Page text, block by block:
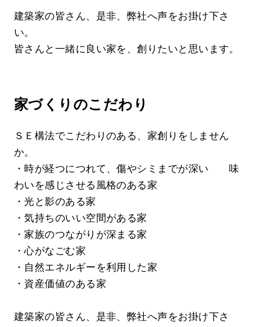
建築家の皆さん、是非、弊社へ声をお掛け下さ
い。
皆さんと一緒に良い家を、創りたいと思います。
家づくりのこだわり
ＳＥ構法でこだわりのある、家創りをしません
か。
・時が経つにつれて、傷やシミまでが深い 味
わいを感じさせる風格のある家
・光と影のある家
・気持ちのいい空間がある家
・家族のつながりが深まる家
・心がなごむ家
・自然エネルギーを利用した家
・資産価値のある家
建築家の皆さん、是非、弊社へ声をお掛け下さ